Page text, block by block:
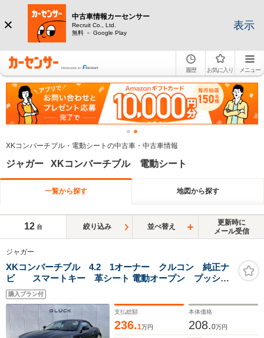
中古車情報カーセンサー
Recruit Co., Ltd.
無料 － Google Play
表示
履歴 お気に入り メニュー
XKコンバーチブル・電動シートの中古車・中古車情報
ジャガー XKコンバーチブル 電動シート
一覧から探す 地図から探す
12 台 絞り込み 並べ替え
更新時に
メール受信
ジャガー
XKコンバーチブル 4.2 1オーナー クルコン 純正ナ
ビ スマートキー 革シート 電動オープン プッシュ
スタート パワーシート 20インチAW シートヒータ
ー ハンドルヒーター 2ゾーンクライメイト ディスチ
ャージヘッドライト
購入プラン付
支払総額
236.1万円
本体価格
208.0万円